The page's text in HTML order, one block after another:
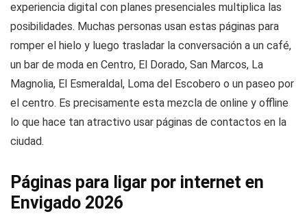
experiencia digital con planes presenciales multiplica las
posibilidades. Muchas personas usan estas páginas para
romper el hielo y luego trasladar la conversación a un café,
un bar de moda en Centro, El Dorado, San Marcos, La
Magnolia, El Esmeraldal, Loma del Escobero o un paseo por
el centro. Es precisamente esta mezcla de online y offline
lo que hace tan atractivo usar páginas de contactos en la
ciudad.
Páginas para ligar por internet en
Envigado 2026